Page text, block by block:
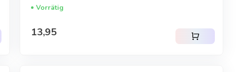
Vorrätig
Regulärer Preis
13,95 shopping_cart